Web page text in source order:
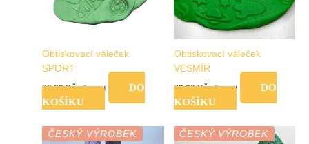
Obtiskovací váleček
SPORT
79,00Kč vč. DPH
DO
KOŠÍKU
Obtiskovací váleček
VESMÍR
79,00Kč vč. DPH
DO
KOŠÍKU
ČESKÝ VÝROBEK ČESKÝ VÝROBEK